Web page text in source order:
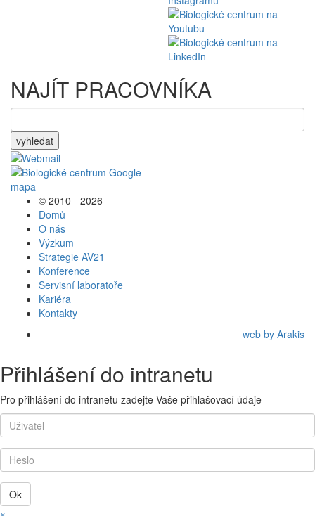
NAJÍT PRACOVNÍKA
vyhledat
© 2010 - 2026
Domů
O nás
Výzkum
Strategie AV21
Konference
Servisní laboratoře
Kariéra
Kontakty
web by Arakis
Přihlášení do intranetu
Pro přihlášení do intranetu zadejte Vaše přihlašovací údaje
Ok